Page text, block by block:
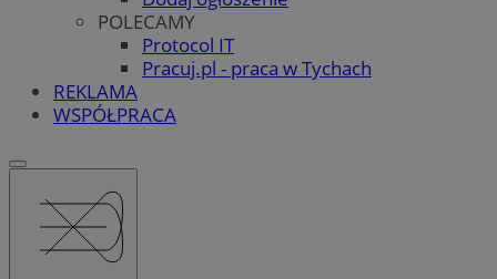
POLECAMY
Protocol IT
Pracuj.pl - praca w Tychach
REKLAMA
WSPÓŁPRACA